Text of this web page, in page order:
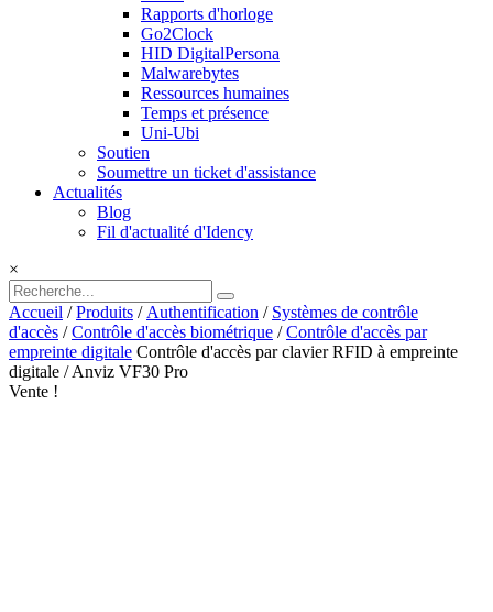
Rapports d'horloge
Go2Clock
HID DigitalPersona
Malwarebytes
Ressources humaines
Temps et présence
Uni-Ubi
Soutien
Soumettre un ticket d'assistance
Actualités
Blog
Fil d'actualité d'Idency
×
Accueil /Produits /Authentification / Systèmes de contrôle
d'accès /Contrôle d'accès biométrique /Contrôle d'accès par
empreinte digitale Contrôle d'accès par clavier RFID à empreinte
digitale / Anviz VF30 Pro
Vente !